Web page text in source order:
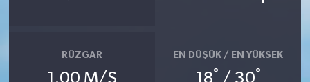
RÜZGAR EN DÜŞÜK / EN YÜKSEK
° °